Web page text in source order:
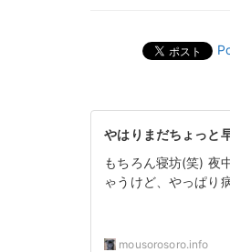
やはりまだちょっと
もちろん寝坊(笑) 夜
ゃうけど、やっぱり
mousorosoro.info